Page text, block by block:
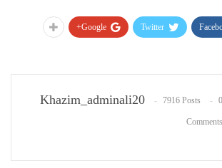
Twitter
Google+
Khazim_adminali20 7916 Posts 0
Comments